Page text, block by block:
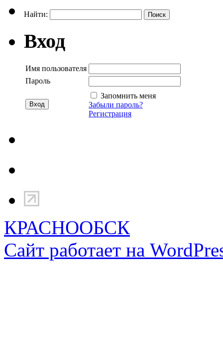
Найти:
Вход
Имя пользователя
Пароль
Запомнить меня
Забыли пароль?
Регистрация
КРАСНООБСК
Сайт работает на